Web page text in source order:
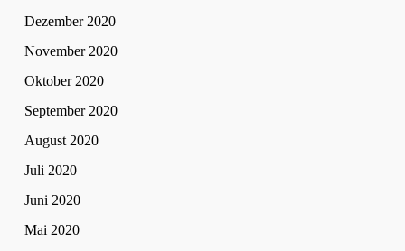
Dezember 2020
November 2020
Oktober 2020
September 2020
August 2020
Juli 2020
Juni 2020
Mai 2020